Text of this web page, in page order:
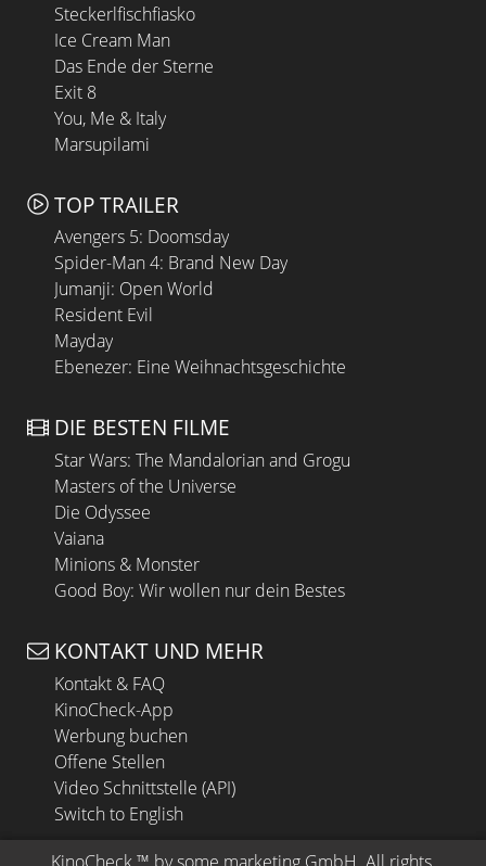
Steckerlfischfiasko
Ice Cream Man
Das Ende der Sterne
Exit 8
You, Me & Italy
Marsupilami
TOP TRAILER
Avengers 5: Doomsday
Spider-Man 4: Brand New Day
Jumanji: Open World
Resident Evil
Mayday
Ebenezer: Eine Weihnachtsgeschichte
DIE BESTEN FILME
Star Wars: The Mandalorian and Grogu
Masters of the Universe
Die Odyssee
Vaiana
Minions & Monster
Good Boy: Wir wollen nur dein Bestes
KONTAKT UND MEHR
Kontakt & FAQ
KinoCheck-App
Werbung buchen
Offene Stellen
Video Schnittstelle (API)
Switch to English